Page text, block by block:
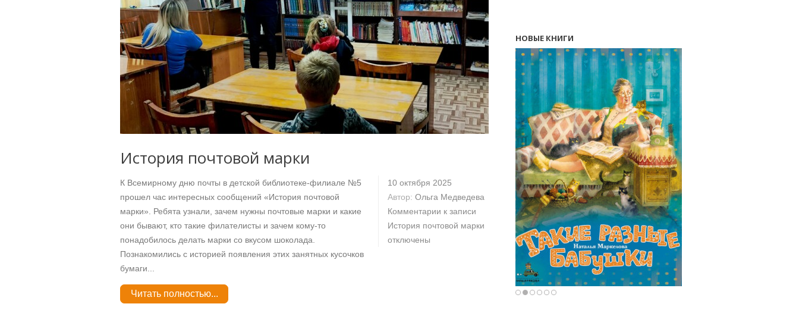
История почтовой марки
К Всемирному дню почты в детской библиотеке-филиале №5
прошел час интересных сообщений «История почтовой
марки». Ребята узнали, зачем нужны почтовые марки и какие
они бывают, кто такие филателисты и зачем кому-то
понадобилось делать марки со вкусом шоколада.
Познакомились с историей появления этих занятных кусочков
бумаги...
Читать полностью...
10 октября 2025
Автор: Ольга Медведева
Комментарии к записи
История почтовой марки
отключены
НОВЫЕ КНИГИ